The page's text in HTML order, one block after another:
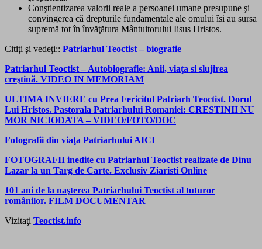
Conştientizarea valorii reale a persoanei umane presupune şi
convingerea că drepturile fundamentale ale omului îsi au sursa
supremă tot în învăţătura Mântuitorului Iisus Hristos.
Citiţi şi vedeţi:: Patriarhul Teoctist – biografie
Patriarhul Teoctist – Autobiografie: Anii, viaţa si slujirea
creştină. VIDEO IN MEMORIAM
ULTIMA INVIERE cu Prea Fericitul Patriarh Teoctist. Dorul
Lui Hristos. Pastorala Patriarhului Romaniei: CRESTINII NU
MOR NICIODATA – VIDEO/FOTO/DOC
Fotografii din viaţa Patriarhului AICI
FOTOGRAFII inedite cu Patriarhul Teoctist realizate de Dinu
Lazar la un Targ de Carte. Exclusiv Ziaristi Online
101 ani de la naşterea Patriarhului Teoctist al tuturor
românilor. FILM DOCUMENTAR
Vizitaţi Teoctist.info